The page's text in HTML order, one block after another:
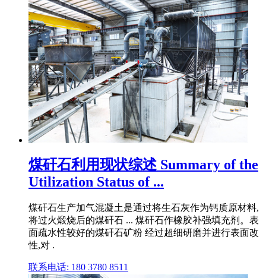
煤矸石利用现状综述 Summary of the
Utilization Status of ...
煤矸石生产加气混凝土是通过将生石灰作为钙质原材料,
将过火煅烧后的煤矸石 ... 煤矸石作橡胶补强填充剂。表
面疏水性较好的煤矸石矿粉 经过超细研磨并进行表面改
性,对 .
联系电话: 180 3780 8511